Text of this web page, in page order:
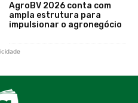
AgroBV 2026 conta com
ampla estrutura para
impulsionar o agronegócio